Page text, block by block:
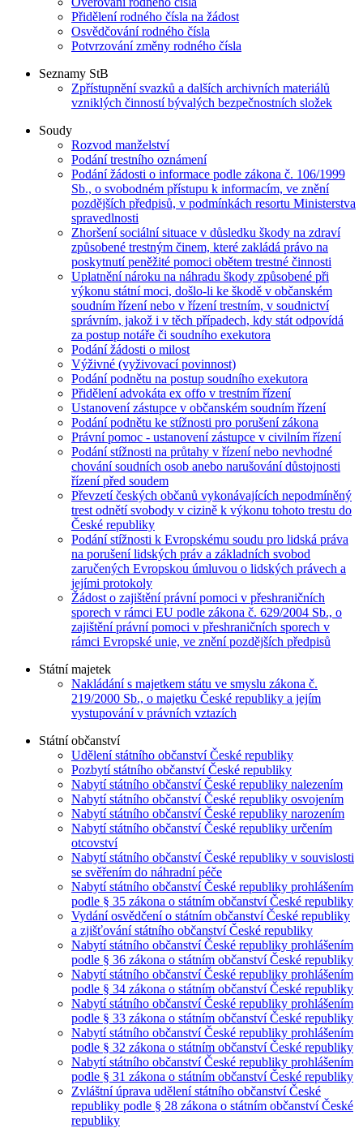
Přidělení rodného čísla na žádost
Osvědčování rodného čísla
Potvrzování změny rodného čísla
Seznamy StB
Zpřístupnění svazků a dalších archivních materiálů
vzniklých činností bývalých bezpečnostních složek
Soudy
Rozvod manželství
Podání trestního oznámení
Podání žádosti o informace podle zákona č. 106/1999
Sb., o svobodném přístupu k informacím, ve znění
pozdějších předpisů, v podmínkách resortu Ministerstva
spravedlnosti
Zhoršení sociální situace v důsledku škody na zdraví
způsobené trestným činem, které zakládá právo na
poskytnutí peněžité pomoci obětem trestné činnosti
Uplatnění nároku na náhradu škody způsobené při
výkonu státní moci, došlo-li ke škodě v občanském
soudním řízení nebo v řízení trestním, v soudnictví
správním, jakož i v těch případech, kdy stát odpovídá
za postup notáře či soudního exekutora
Podání žádosti o milost
Výživné (vyživovací povinnost)
Podání podnětu na postup soudního exekutora
Přidělení advokáta ex offo v trestním řízení
Ustanovení zástupce v občanském soudním řízení
Podání podnětu ke stížnosti pro porušení zákona
Právní pomoc - ustanovení zástupce v civilním řízení
Podání stížnosti na průtahy v řízení nebo nevhodné
chování soudních osob anebo narušování důstojnosti
řízení před soudem
Převzetí českých občanů vykonávajících nepodmíněný
trest odnětí svobody v cizině k výkonu tohoto trestu do
České republiky
Podání stížnosti k Evropskému soudu pro lidská práva
na porušení lidských práv a základních svobod
zaručených Evropskou úmluvou o lidských právech a
jejími protokoly
Žádost o zajištění právní pomoci v přeshraničních
sporech v rámci EU podle zákona č. 629/2004 Sb., o
zajištění právní pomoci v přeshraničních sporech v
rámci Evropské unie, ve znění pozdějších předpisů
Státní majetek
Nakládání s majetkem státu ve smyslu zákona č.
219/2000 Sb., o majetku České republiky a jejím
vystupování v právních vztazích
Státní občanství
Udělení státního občanství České republiky
Pozbytí státního občanství České republiky
Nabytí státního občanství České republiky nalezením
Nabytí státního občanství České republiky osvojením
Nabytí státního občanství České republiky narozením
Nabytí státního občanství České republiky určením
otcovství
Nabytí státního občanství České republiky v souvislosti
se svěřením do náhradní péče
Nabytí státního občanství České republiky prohlášením
podle § 35 zákona o státním občanství České republiky
Vydání osvědčení o státním občanství České republiky
a zjišťování státního občanství České republiky
Nabytí státního občanství České republiky prohlášením
podle § 36 zákona o státním občanství České republiky
Nabytí státního občanství České republiky prohlášením
podle § 34 zákona o státním občanství České republiky
Nabytí státního občanství České republiky prohlášením
podle § 33 zákona o státním občanství České republiky
Nabytí státního občanství České republiky prohlášením
podle § 32 zákona o státním občanství České republiky
Nabytí státního občanství České republiky prohlášením
podle § 31 zákona o státním občanství České republiky
Zvláštní úprava udělení státního občanství České
republiky podle § 28 zákona o státním občanství České
republiky